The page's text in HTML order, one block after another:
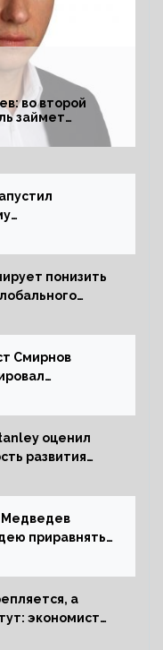
во второй
займет
займов
понизить
отчете
Смирнов
в России
оценил
развития
приравнять
а
экономист